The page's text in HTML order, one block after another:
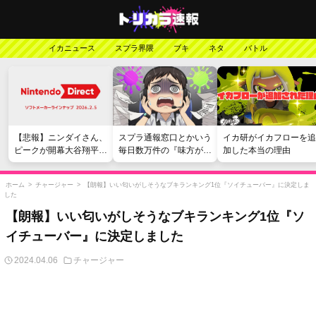
イカニュース スプラ界隈 ブキ ネタ バトル
【悲報】ニンダイさん、
ピークが開幕大谷翔平の
がっかりダイレクトだっ
たと言われてしまう
スプラ通報窓口とかいう
毎日数万件の『味方が弱
い』愚痴を読まされる苦
行
イカ研がイカフローを追
加した本当の理由
ホーム > チャージャー >
【朗報】いい匂いがしそうなブキランキング1位『ソイチューバー』に決定しま
した
【朗報】いい匂いがしそうなブキランキング1位『ソ
イチューバー』に決定しました
2024.04.06 チャージャー